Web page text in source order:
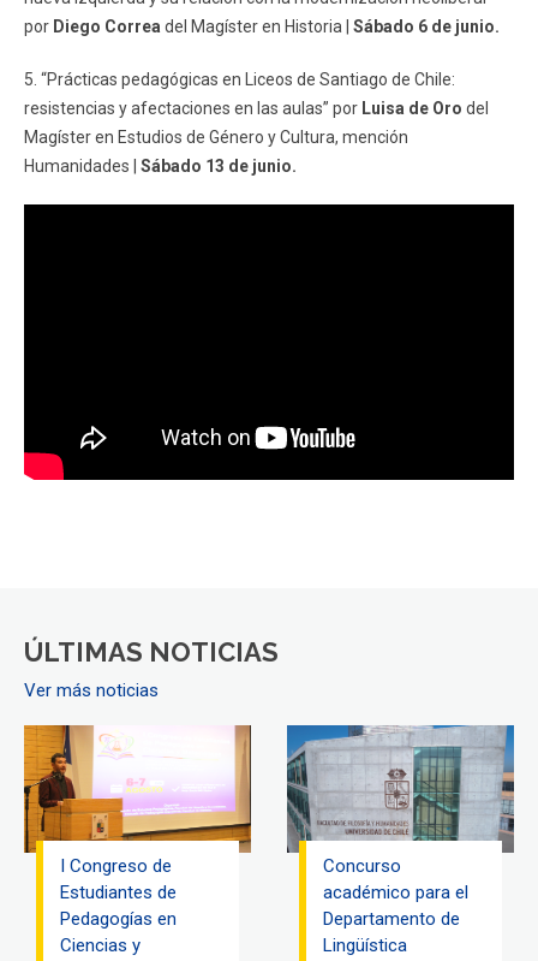
por Diego Correa del Magíster en Historia | Sábado 6 de junio.
5. “Prácticas pedagógicas en Liceos de Santiago de Chile:
resistencias y afectaciones en las aulas” por Luisa de Oro del
Magíster en Estudios de Género y Cultura, mención
Humanidades | Sábado 13 de junio.
ÚLTIMAS NOTICIAS
Ver más noticias
I Congreso de
Estudiantes de
Pedagogías en
Ciencias y
Concurso
académico para el
Departamento de
Lingüística